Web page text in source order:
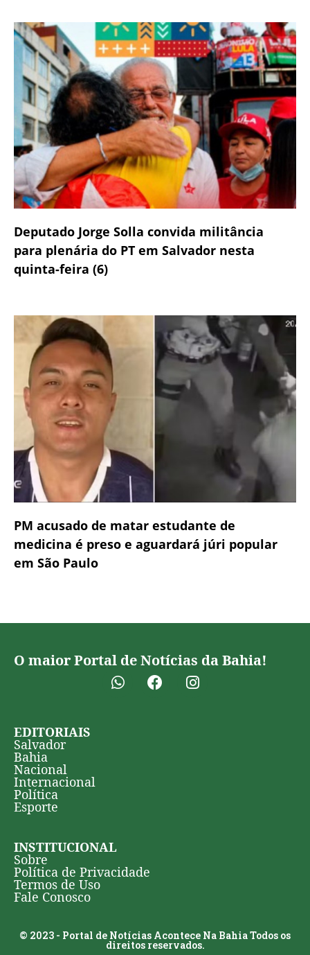
Deputado Jorge Solla convida militância
para plenária do PT em Salvador nesta
quinta-feira (6)
PM acusado de matar estudante de
medicina é preso e aguardará júri popular
em São Paulo
O maior Portal de Notícias da Bahia!
EDITORIAIS
Salvador
Bahia
Nacional
Internacional
Política
Esporte
INSTITUCIONAL
Sobre
Política de Privacidade
Termos de Uso
Fale Conosco
© 2023 - Portal de Notícias Acontece Na Bahia Todos os
direitos reservados.